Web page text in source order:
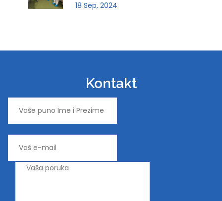
18 Sep, 2024
Kontakt